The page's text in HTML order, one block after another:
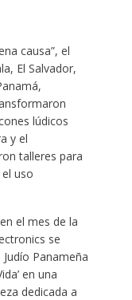
causa”, el
El Salvador,
lúdicos
y el
talleres para
uso
el mes de la
se
Panameña
en una
dedicada a